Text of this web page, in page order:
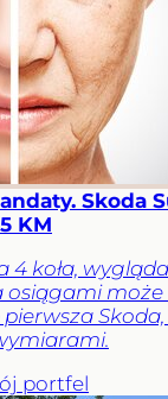
Skoda
KM
4 koła,
osiągami
portfel